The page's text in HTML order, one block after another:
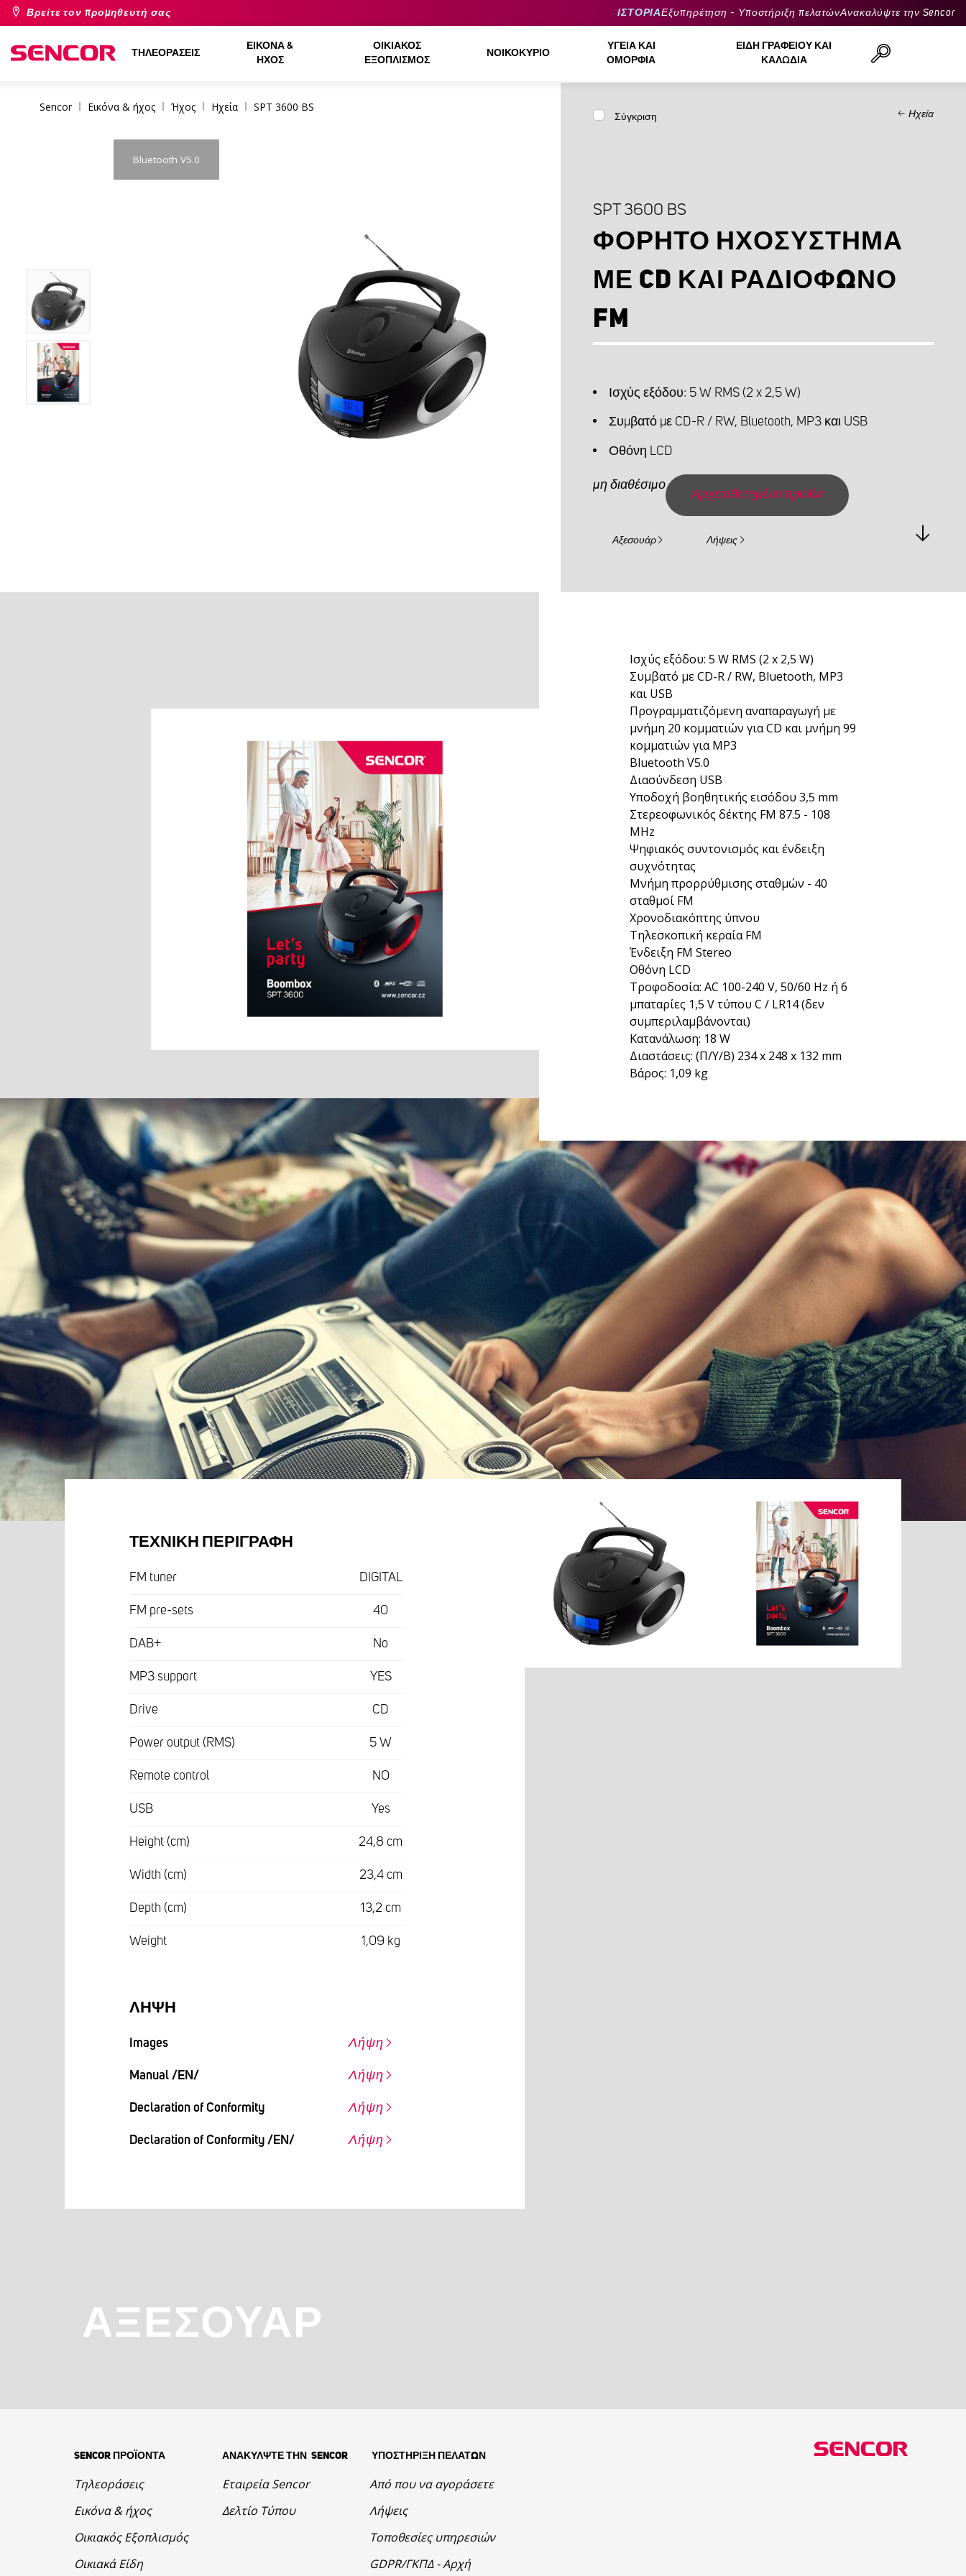
Βρείτε τον προμηθευτή σας ΙΣΤΟΡΙΑΕξυπηρέτηση - Υποστήριξη πελατώνΑνακαλύψτε την Sencor
ΤΗΛΕΟΡΆΣΕΙΣ
ΕΙΚΌΝΑ &
ΉΧΟΣ
ΟΙΚΙΑΚΌΣ
ΕΞΟΠΛΙΣΜΌΣ
ΝΟΙΚΟΚΥΡΙΌ
ΥΓΕΊΑ ΚΑΙ
ΟΜΟΡΦΙΆ
ΕΊΔΗ ΓΡΑΦΕΊΟΥ ΚΑΙ
ΚΑΛΏΔΙΑ
Sencor Εικόνα & ήχος Ήχος Ηχεία SPT 3600 BS
Bluetooth V5.0
Σύγκριση Ηχεία
SPT 3600 BS
ΦΟΡΗΤΌ ΗΧΟΣΎΣΤΗΜΑ
ΜΕ CD ΚΑΙ ΡΑΔΙΌΦΩΝΟ
FM
Ισχύς εξόδου: 5 W RMS (2 x 2,5 W)
Συμβατό με CD-R / RW, Bluetooth, MP3 και USB
Οθόνη LCD
Αρχειοθετημένο προϊόν
μη διαθέσιμο
Αξεσουάρ Λήψεις
Ισχύς εξόδου: 5 W RMS (2 x 2,5 W)
Συμβατό με CD-R / RW, Bluetooth, MP3
και USB
Προγραμματιζόμενη αναπαραγωγή με
μνήμη 20 κομματιών για CD και μνήμη 99
κομματιών για MP3
Bluetooth V5.0
Διασύνδεση USB
Υποδοχή βοηθητικής εισόδου 3,5 mm
Στερεοφωνικός δέκτης FM 87.5 - 108
MHz
Ψηφιακός συντονισμός και ένδειξη
συχνότητας
Μνήμη προρρύθμισης σταθμών - 40
σταθμοί FM
Χρονοδιακόπτης ύπνου
Τηλεσκοπική κεραία FM
Ένδειξη FM Stereo
Οθόνη LCD
Τροφοδοσία: AC 100-240 V, 50/60 Hz ή 6
μπαταρίες 1,5 V τύπου C / LR14 (δεν
συμπεριλαμβάνονται)
Κατανάλωση: 18 W
Διαστάσεις: (Π/Υ/Β) 234 x 248 x 132 mm
Βάρος: 1,09 kg
ΤΕΧΝΙΚΉ ΠΕΡΙΓΡΑΦΉ
FM tuner DIGITAL
FM pre-sets 40
DAB+ No
MP3 support YES
Drive CD
Power output (RMS) 5 W
Remote control NO
USB Yes
Height (cm) 24,8 cm
Width (cm) 23,4 cm
Depth (cm) 13,2 cm
Weight 1,09 kg
ΛΉΨΗ
Images Λήψη
Manual /EN/ Λήψη
Declaration of Conformity Λήψη
Declaration of Conformity /EN/ Λήψη
ΑΞΕΣΟΥΆΡ
SENCOR ΠΡΟΪΟΝΤΑ
Τηλεοράσεις
Εικόνα & ήχος
Οικιακός Εξοπλισμός
Οικιακά Είδη
ΑΝΑΚΥΛΨΤΕ ΤΗΝ SENCOR
Εταιρεία Sencor
Δελτίο Τύπου
ΥΠΟΣΤΗΡΙΞΗ ΠΕΛΑΤΩΝ
Από που να αγοράσετε
Λήψεις
Τοποθεσίες υπηρεσιών
GDPR/ΓΚΠΔ - Αρχή